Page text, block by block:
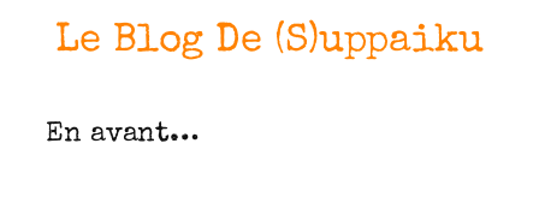
Le Blog De (S)uppaiku
En avant…